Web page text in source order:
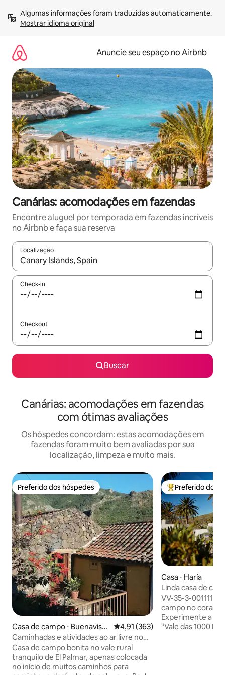
para
Mostrar idioma original
Anuncie seu espaço no Airbnb
Canárias: acomodações em fazendas
Encontre aluguel por temporada em fazendas incríveis
no Airbnb e faça sua reserva
Localização
Quando os resultados estiverem disponíveis, explore-os
Check-in
Checkout
Buscar
Canárias: acomodações em fazendas
com ótimas avaliações
Os hóspedes concordam: estas acomodações em
fazendas foram muito bem avaliadas por sua
localização, limpeza e muito mais.
Preferido dos hóspedes
Preferido dos hóspedes
Casa de campo ⋅ Buenavista
del Norte / El Palmar
4,91 de uma avaliação média de
4,91 (363)
Caminhadas e atividades ao ar livre no
Parque Rural de Teno
Casa de campo bonita no vale rural
tranquilo de El Palmar, apenas colocada
no início de muitos caminhos para
Entre os
Preferido dos
Casa ⋅ Haría
Linda casa de
aquecida!
VV-35-3-0011116 Uma bela casa de
campo no
Experimente a
"Vale das 1000